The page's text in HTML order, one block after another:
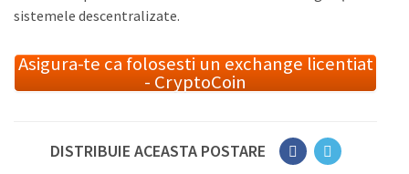
sistemele descentralizate.
Asigura-te ca folosesti un exchange licentiat
- CryptoCoin
DISTRIBUIE ACEASTA POSTARE